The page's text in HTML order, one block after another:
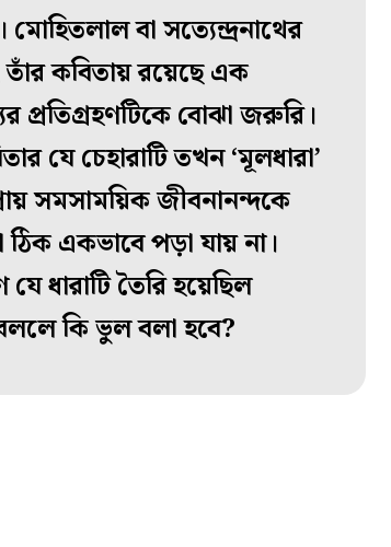
বা সত্যেন্দ্রনাথের
কবিতায় রয়েছে এক
প্রতিগ্রহণটিকে বোঝা জরুরি।
যে চেহারাটি তখন ‘মূলধারা’
সমসাময়িক জীবনানন্দকে
একভাবে পড়া যায় না।
ধারাটি তৈরি হয়েছিল
কি ভুল বলা হবে?